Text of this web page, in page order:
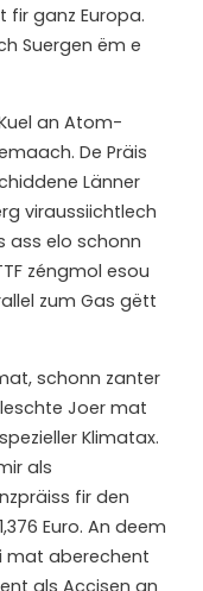
fir ganz Europa.
Suergen ëm e
an Atom-
De Präis
Länner
viraussiichtlech
ass elo schonn
zéngmol esou
zum Gas gëtt
schonn zanter
Joer mat
Klimatax.
als
fir den
Euro. An deem
mat aberechent
als Accisen an